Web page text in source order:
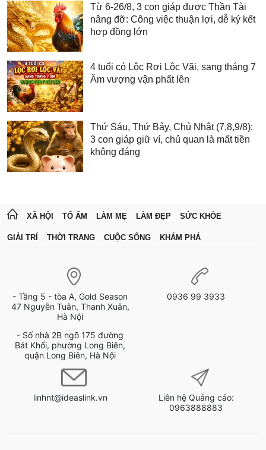
Từ 6-26/8, 3 con giáp được Thần Tài
nâng đỡ: Công việc thuận lợi, dễ ký kết
hợp đồng lớn
4 tuổi có Lộc Rơi Lộc Vãi, sang tháng 7
Âm vượng vận phất lên
Thứ Sáu, Thứ Bảy, Chủ Nhật (7,8,9/8):
3 con giáp giữ ví, chủ quan là mất tiền
không đáng
XÃ HỘI TỔ ẤM LÀM MẸ LÀM ĐẸP SỨC KHỎE
GIẢI TRÍ THỜI TRANG CUỘC SỐNG KHÁM PHÁ
- Tầng 5 - tòa A, Gold Season
47 Nguyễn Tuân, Thanh Xuân,
Hà Nội
- Số nhà 2B ngõ 175 đường
Bát Khối, phường Long Biên,
quận Long Biên, Hà Nội
0936 99 3933
linhnt@ideaslink.vn
Liên hệ Quảng cáo:
0963888883